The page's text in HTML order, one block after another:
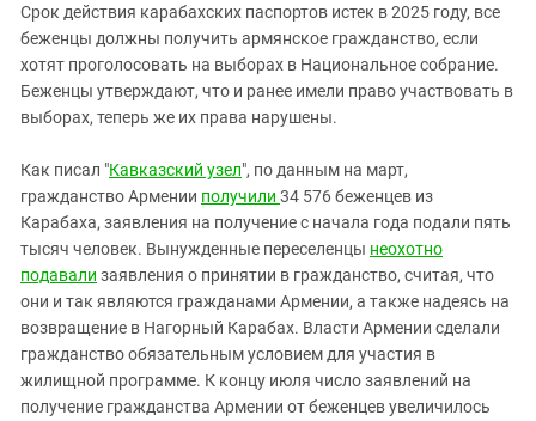
Северная Осетия - Алания
СКФО
Ставропольский край
Южная Осетия
Южный Кавказ
ЮФО
Срок действия карабахских паспортов истек в 2025 году, все
беженцы должны получить армянское гражданство, если
хотят проголосовать на выборах в Национальное собрание.
Беженцы утверждают, что и ранее имели право участвовать в
выборах, теперь же их права нарушены.
Как писал "Кавказский узел", по данным на март,
гражданство Армении получили 34 576 беженцев из
Карабаха, заявления на получение с начала года подали пять
тысяч человек. Вынужденные переселенцы неохотно
подавали заявления о принятии в гражданство, считая, что
они и так являются гражданами Армении, а также надеясь на
возвращение в Нагорный Карабах. Власти Армении сделали
гражданство обязательным условием для участия в
жилищной программе. К концу июля число заявлений на
получение гражданства Армении от беженцев увеличилось